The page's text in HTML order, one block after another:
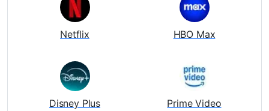
Netflix HBO Max
Disney Plus Prime Video